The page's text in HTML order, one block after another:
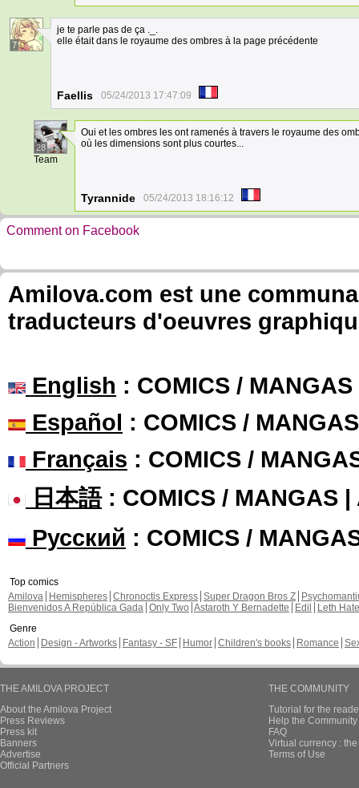
7
je te parle pas de ça ._.
elle était dans le royaume des ombres à la page précédente
Faellis 05/24/2013 17:47:09
28
Team
Oui et les ombres les ont ramenés à travers le royaume des
où les dimensions sont plus courtes...
Tyrannide 05/24/2013 18:16:12
Comment on Facebook
Amilova.com est une
traducteurs d'oeuvres
English : COMICS /
Español : COMICS /
Français : COMICS /
日本語: COMICS / MANGAS |
Русский : COMICS /
Top comics
Amilova
Hemispheres Chronoctis Express Super Dragon Bros Z
Bienvenidos A República Gada Only Two Astaroth Y Bernadette Edil
Leth Hate
Genre
Action
Design - Artworks Fantasy - SF Humor Children's books Romance
THE AMILOVA PROJECT
About the Amilova Project
Press Reviews
Press kit
Banners
Advertise
Official Partners
THE COMMUNITY
Tutorial for the
Help the
FAQ
Virtual currency :
Terms of Use